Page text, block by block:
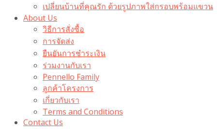
เปลี่ยนบ้านที่คุณรัก ด้วยรูปภาพใส่กรอบพร้อมแขวน​
About Us
วิธีการสั่งซื้อ
การจัดส่ง
ยืนยันการชำระเงิน
ร่วมงานกับเรา
Pennello Family
ลูกค้าโครงการ
เกี่ยวกับเรา
Terms and Conditions
Contact Us